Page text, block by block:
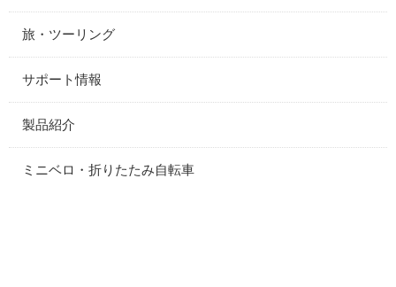
旅・ツーリング
サポート情報
製品紹介
ミニベロ・折りたたみ自転車